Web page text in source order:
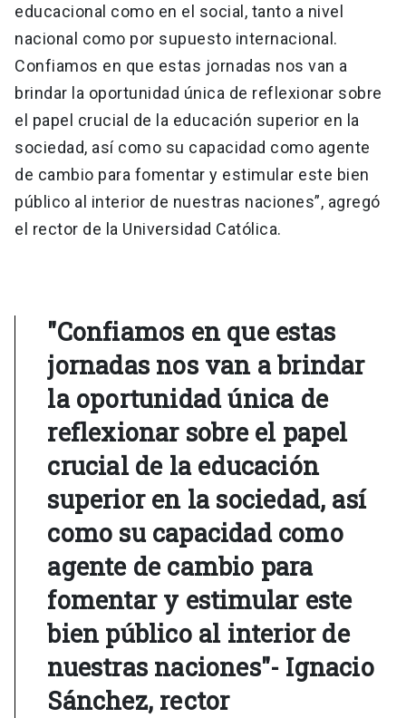
educacional como en el social, tanto a nivel
nacional como por supuesto internacional.
Confiamos en que estas jornadas nos van a
brindar la oportunidad única de reflexionar sobre
el papel crucial de la educación superior en la
sociedad, así como su capacidad como agente
de cambio para fomentar y estimular este bien
público al interior de nuestras naciones”, agregó
el rector de la Universidad Católica.
"Confiamos en que estas
jornadas nos van a brindar
la oportunidad única de
reflexionar sobre el papel
crucial de la educación
superior en la sociedad, así
como su capacidad como
agente de cambio para
fomentar y estimular este
bien público al interior de
nuestras naciones"- Ignacio
Sánchez, rector